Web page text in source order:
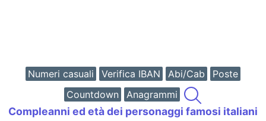
Numeri casuali Verifica IBAN Abi/Cab
Poste
Countdown
Anagrammi
Compleanni ed età dei personaggi famosi italiani